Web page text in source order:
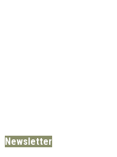
Newsletter